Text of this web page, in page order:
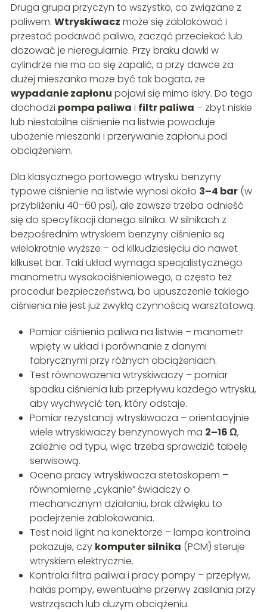
Druga grupa przyczyn to wszystko, co związane z
paliwem. Wtryskiwacz może się zablokować i
przestać podawać paliwo, zacząć przeciekać lub
dozować je nieregularnie. Przy braku dawki w
cylindrze nie ma co się zapalić, a przy dawce za
dużej mieszanka może być tak bogata, że
wypadanie zapłonu pojawi się mimo iskry. Do tego
dochodzi pompa paliwa i filtr paliwa – zbyt niskie
lub niestabilne ciśnienie na listwie powoduje
ubożenie mieszanki i przerywanie zapłonu pod
obciążeniem.
Dla klasycznego portowego wtrysku benzyny
typowe ciśnienie na listwie wynosi około 3–4 bar(w
przybliżeniu 40–60 psi), ale zawsze trzeba odnieść
się do specyfikacji danego silnika. W silnikach z
bezpośrednim wtryskiem benzyny ciśnienia są
wielokrotnie wyższe – od kilkudziesięciu do nawet
kilkuset bar. Taki układ wymaga specjalistycznego
manometru wysokociśnieniowego, a często też
procedur bezpieczeństwa, bo upuszczenie takiego
ciśnienia nie jest już zwykłą czynnością warsztatową.
Pomiar ciśnienia paliwa na listwie – manometr
wpięty w układ i porównanie z danymi
fabrycznymi przy różnych obciążeniach.
Test równoważenia wtryskiwaczy – pomiar
spadku ciśnienia lub przepływu każdego wtrysku,
aby wychwycić ten, który odstaje.
Pomiar rezystancji wtryskiwacza – orientacyjnie
wiele wtryskiwaczy benzynowych ma 2–16 Ω,
zależnie od typu, więc trzeba sprawdzić tabelę
serwisową.
Ocena pracy wtryskiwacza stetoskopem –
równomierne „cykanie” świadczy o
mechanicznym działaniu, brak dźwięku to
podejrzenie zablokowania.
Test noid light na konektorze – lampa kontrolna
pokazuje, czy komputer silnika (PCM) steruje
wtryskiem elektrycznie.
Kontrola filtra paliwa i pracy pompy – przepływ,
hałas pompy, ewentualne przerwy zasilania przy
wstrząsach lub dużym obciążeniu.